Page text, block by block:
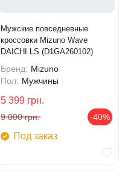
Мужские повседневные
кроссовки Mizuno Wave
DAICHI LS (D1GA260102)
Бренд: Mizuno
Пол: Мужчины
5 399 грн.
9 000 грн. -40%
Под заказ